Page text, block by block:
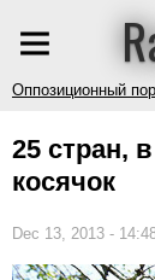
Оппозиционный
25 стран,
косячок
Dec 13, 2013 -